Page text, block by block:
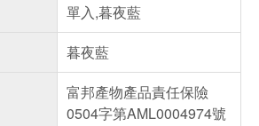
單入,暮夜藍
暮夜藍
富邦產物產品責任保險
0504字第AML0004974號